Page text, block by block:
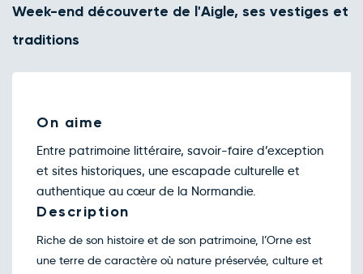
Week-end découverte de l'Aigle, ses vestiges et
traditions
On aime
Entre patrimoine littéraire, savoir-faire d’exception
et sites historiques, une escapade culturelle et
authentique au cœur de la Normandie.
Description
Riche de son histoire et de son patrimoine, l’Orne est
une terre de caractère où nature préservée, culture et